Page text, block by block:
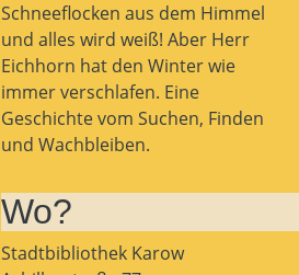
Schneeflocken aus dem Himmel
und alles wird weiß! Aber Herr
Eichhorn hat den Winter wie
immer verschlafen. Eine
Geschichte vom Suchen, Finden
und Wachbleiben.
Wo?
Stadtbibliothek Karow